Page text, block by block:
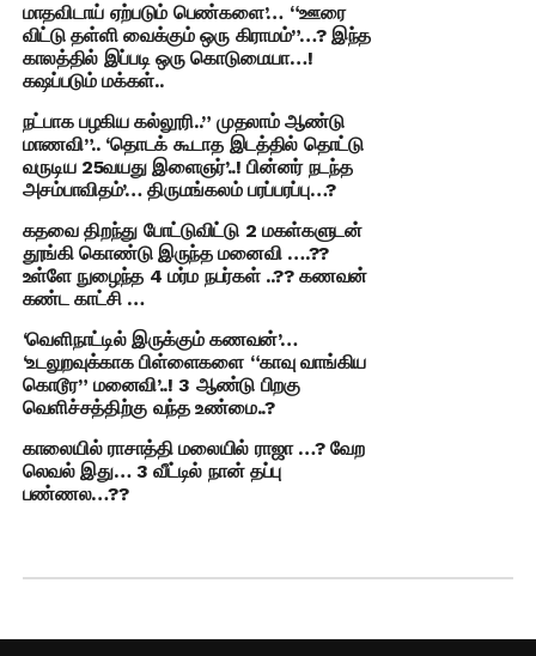
மாதவிடாய் ஏற்படும் பெண்களை’… “ஊரை
விட்டு தள்ளி வைக்கும் ஒரு கிராமம்”…? இந்த
காலத்தில் இப்படி ஒரு கொடுமையா…!
கஷப்படும் மக்கள்..
நட்பாக பழகிய கல்லூரி..” முதலாம் ஆண்டு
மாணவி”.. ‘தொடக் கூடாத இடத்தில் தொட்டு
வருடிய 25வயது இளைஞர்’..! பின்னர் நடந்த
அசம்பாவிதம்’… திருமங்கலம் பரப்பரப்பு…?
கதவை திறந்து போட்டுவிட்டு 2 மகள்களுடன்
தூங்கி கொண்டு இருந்த மனைவி ….??
உள்ளே நுழைந்த 4 மர்ம நபர்கள் ..?? கணவன்
கண்ட காட்சி …
‘வெளிநாட்டில் இருக்கும் கணவன்’…
‘உடலுறவுக்காக பிள்ளைகளை “காவு வாங்கிய
கொடூர” மனைவி’..! 3 ஆண்டு பிறகு
வெளிச்சத்திற்கு வந்த உண்மை..?
காலையில் ராசாத்தி மலையில் ராஜா …? வேற
லெவல் இது… 3 வீட்டில் நான் தப்பு
பண்ணல…??